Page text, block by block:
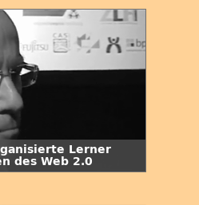
Lerner
des Web 2.0